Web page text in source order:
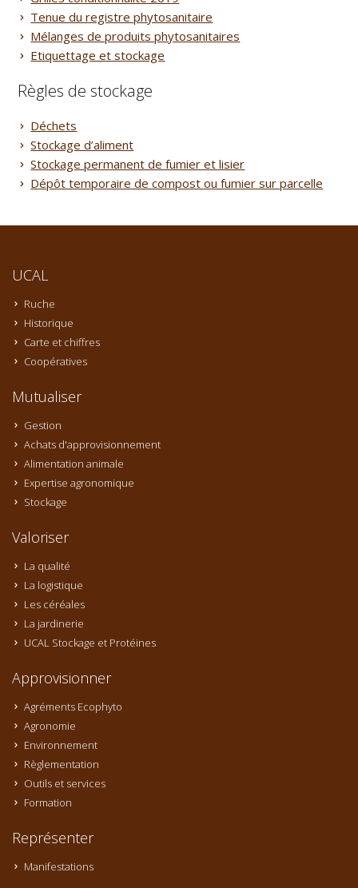
Tenue du registre phytosanitaire
Mélanges de produits phytosanitaires
Etiquettage et stockage
Règles de stockage
Déchets
Stockage d’aliment
Stockage permanent de fumier et lisier
Dépôt temporaire de compost ou fumier sur parcelle
UCAL
Ruche
Historique
Carte et chiffres
Coopératives
Mutualiser
Gestion
Achats d'approvisionnement
Alimentation animale
Expertise agronomique
Stockage
Valoriser
La qualité
La logistique
Les céréales
La jardinerie
UCAL Stockage et Protéines
Approvisionner
Agréments Ecophyto
Agronomie
Environnement
Règlementation
Outils et services
Formation
Représenter
Manifestations